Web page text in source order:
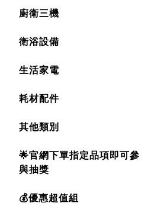
廚衛三機
衛浴設備
生活家電
耗材配件
其他類別
🌟官網下單指定品項即可參
與抽獎
💰優惠超值組